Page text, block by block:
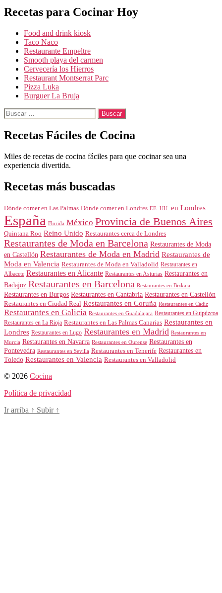
Recetas para Cocinar Hoy
Food and drink kiosk
Taco Naco
Restaurante Empeltre
Smooth playa del carmen
Cervecería los Hierros
Restaurant Montserrat Parc
Pizza Luka
Burguer La Bruja
Buscar:
Recetas Fáciles de Cocina
Miles de recetas de cocina fáciles para que cocinar sea una
experiencia divertida.
Recetas más buscadas
Dónde comer en Las Palmas Dónde comer en Londres EE. UU. en Londres
España Florida México Provincia de Buenos Aires
Quintana Roo Reino Unido Restaurantes cerca de Londres
Restaurantes de Moda en Barcelona Restaurantes de Moda
en Castellón Restaurantes de Moda en Madrid Restaurantes de
Moda en Valencia Restaurantes de Moda en Valladolid Restaurantes en
Albacete Restaurantes en Alicante Restaurantes en Asturias Restaurantes en
Badajoz Restaurantes en Barcelona Restaurantes en Bizkaia
Restaurantes en Burgos Restaurantes en Cantabria Restaurantes en Castellón
Restaurantes en Ciudad Real Restaurantes en Coruña Restaurantes en Cádiz
Restaurantes en Galicia Restaurantes en Guadalajara Restaurantes en Guipúzcoa
Restaurantes en La Rioja Restaurantes en Las Palmas Canarias Restaurantes en
Londres Restaurantes en Lugo Restaurantes en Madrid Restaurantes en
Murcia Restaurantes en Navarra Restaurantes en Ourense Restaurantes en
Pontevedra Restaurantes en Sevilla Restaurantes en Tenerife Restaurantes en
Toledo Restaurantes en Valencia Restaurantes en Valladolid
© 2026 Cocina
Política de privacidad
Ir arriba ↑ Subir ↑